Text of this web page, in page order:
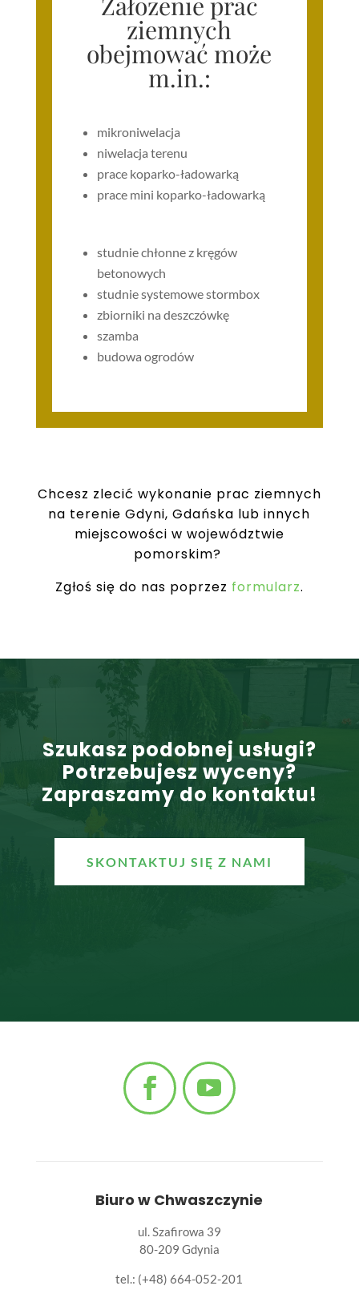
ziemnych
obejmować może
m.in.:
mikroniwelacja
niwelacja terenu
prace koparko-ładowarką
prace mini koparko-ładowarką
studnie chłonne z kręgów
betonowych
studnie systemowe stormbox
zbiorniki na deszczówkę
szamba
budowa ogrodów
Chcesz zlecić wykonanie prac ziemnych
na terenie Gdyni, Gdańska lub innych
miejscowości w województwie
pomorskim?
Zgłoś się do nas poprzez formularz.
Szukasz podobnej usługi?
Potrzebujesz wyceny?
Zapraszamy do kontaktu!
SKONTAKTUJ SIĘ Z NAMI
Biuro w Chwaszczynie
ul. Szafirowa 39
80-209 Gdynia
tel.: (+48) 664-052-201